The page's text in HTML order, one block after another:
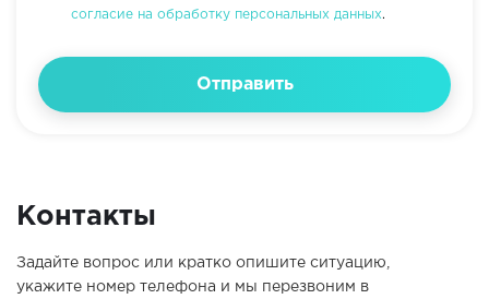
Контакты
Задайте вопрос или кратко опишите ситуацию,
укажите номер телефона и мы перезвоним в
согласие на обработку персональных данных.
Отправить